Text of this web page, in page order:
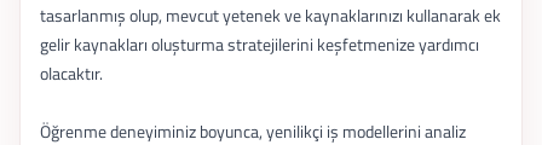
tasarlanmış olup, mevcut yetenek ve kaynaklarınızı kullanarak ek
gelir kaynakları oluşturma stratejilerini keşfetmenize yardımcı
olacaktır.
Öğrenme deneyiminiz boyunca, yenilikçi iş modellerini analiz